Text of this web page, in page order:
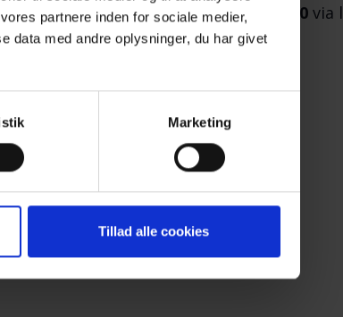
partnere inden for sociale medier,
data med andre oplysninger, du har givet
Marketing
Tillad alle cookies
senest mandag d. 16. august kl. 18.00via
for det.
for efterladte efter